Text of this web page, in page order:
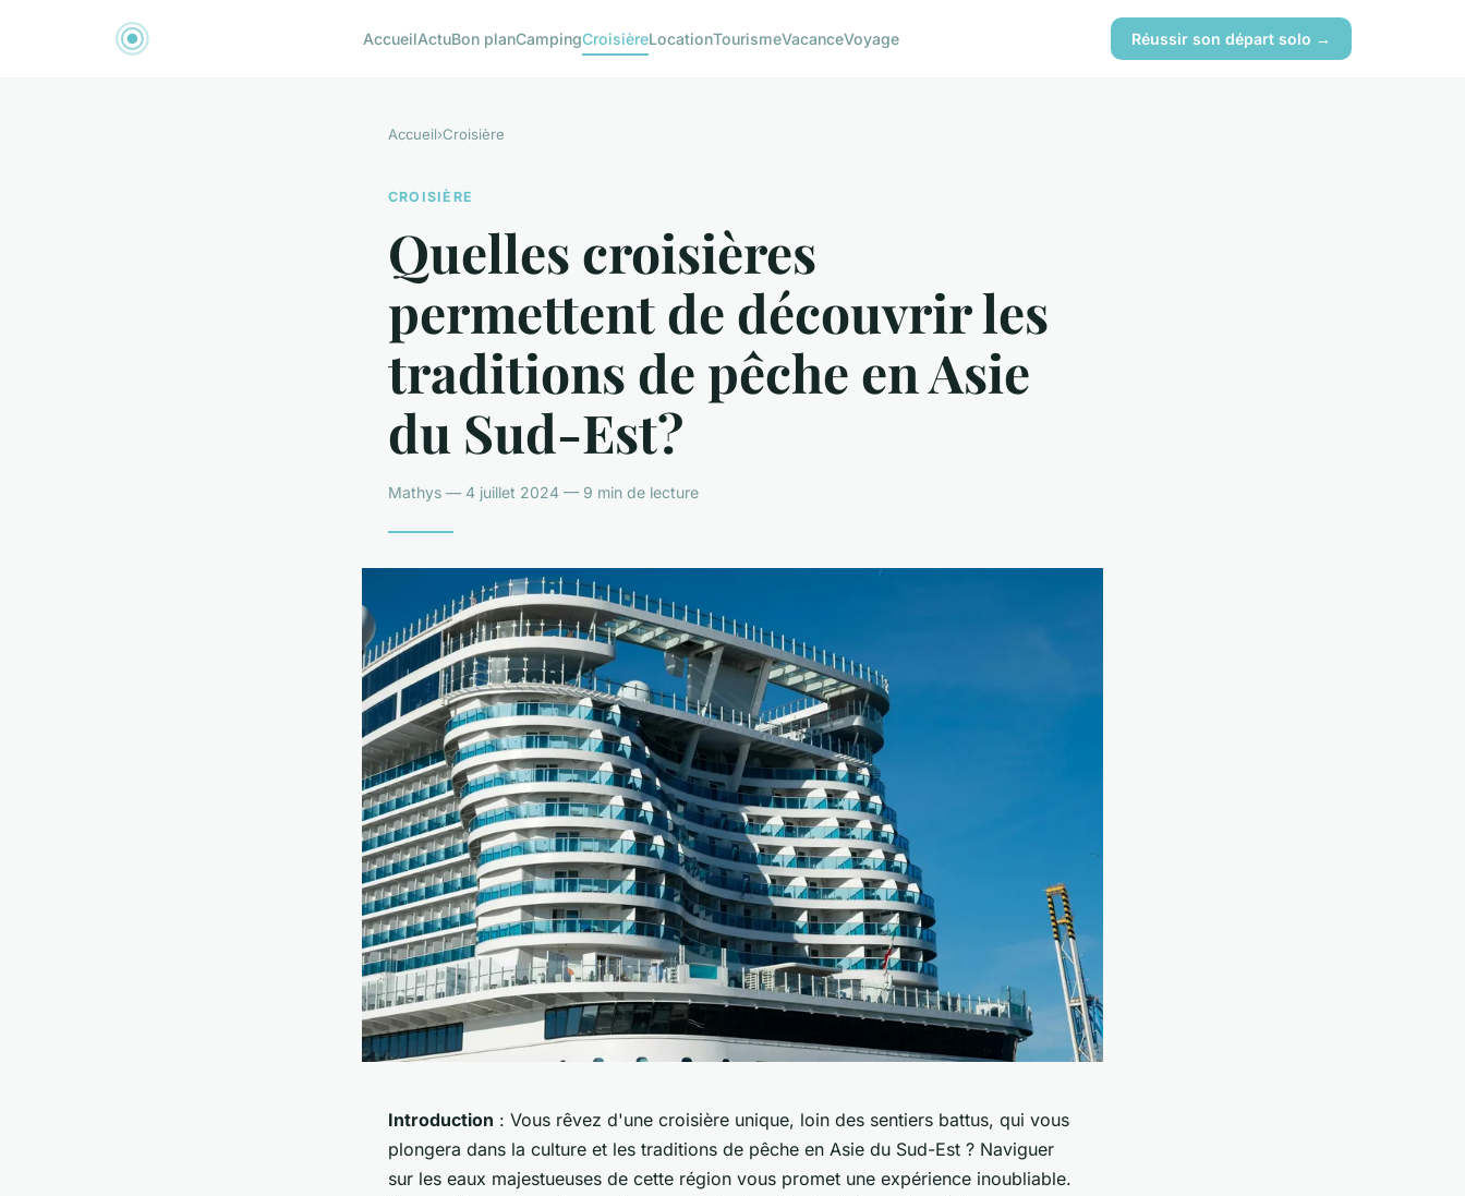
AccueilActuBon planCampingCroisièreLocationTourismeVacanceVoyage Réussir son départ solo →
Accueil›Croisière
CROISIÈRE
Quelles croisières
permettent de découvrir les
traditions de pêche en Asie
du Sud-Est?
Mathys — 4 juillet 2024 — 9 min de lecture
Introduction : Vous rêvez d'une croisière unique, loin des sentiers battus, qui vous
plongera dans la culture et les traditions de pêche en Asie du Sud-Est ? Naviguer
sur les eaux majestueuses de cette région vous promet une expérience inoubliable.